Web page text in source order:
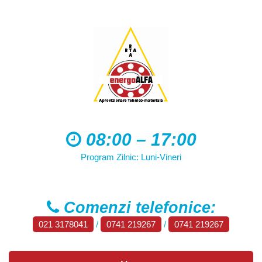
08:00 – 17:00
Program Zilnic: Luni-Vineri
Comenzi telefonice:
021 3178041 / 0741 219267 / 0741 219267